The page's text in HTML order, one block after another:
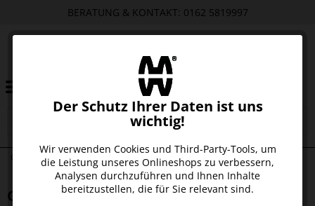
BERATUNG & KONTAKT: 0162 5819997
Der Schutz Ihrer Daten ist uns
wichtig!
Wir verwenden Cookies und Third-Party-Tools, um
die Leistung unseres Onlineshops zu verbessern,
Analysen durchzuführen und Ihnen Inhalte
bereitzustellen, die für Sie relevant sind.
GRETCHEN AM HAKEN SILBER 925
GRETCHEN AM HAKEN SILBER 925